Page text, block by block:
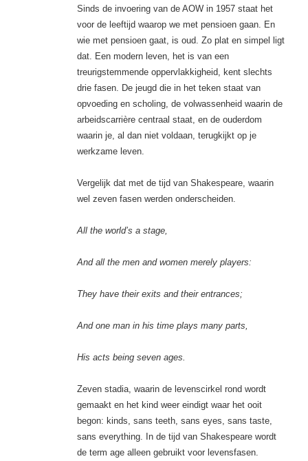
Sinds de invoering van de AOW in 1957 staat het
voor de leeftijd waarop we met pensioen gaan. En
wie met pensioen gaat, is oud. Zo plat en simpel ligt
dat. Een modern leven, het is van een
treurigstemmende oppervlakkigheid, kent slechts
drie fasen. De jeugd die in het teken staat van
opvoeding en scholing, de volwassenheid waarin de
arbeidscarrière centraal staat, en de ouderdom
waarin je, al dan niet voldaan, terugkijkt op je
werkzame leven.
Vergelijk dat met de tijd van Shakespeare, waarin
wel zeven fasen werden onderscheiden.
All the world’s a stage,
And all the men and women merely players:
They have their exits and their entrances;
And one man in his time plays many parts,
His acts being seven ages.
Zeven stadia, waarin de levenscirkel rond wordt
gemaakt en het kind weer eindigt waar het ooit
begon: kinds, sans teeth, sans eyes, sans taste,
sans everything. In de tijd van Shakespeare wordt
de term age alleen gebruikt voor levensfasen.